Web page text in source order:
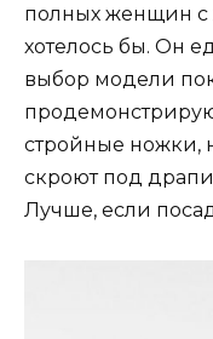
полных женщин с
хотелось бы. Он
выбор модели
стройные ножки,
скроют под
Лучше, если